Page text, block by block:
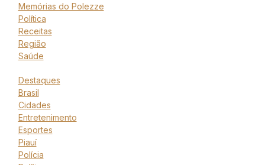
Memórias do Polezze
Política
Receitas
Região
Saúde
Destaques
Brasil
Cidades
Entretenimento
Esportes
Piauí
Polícia